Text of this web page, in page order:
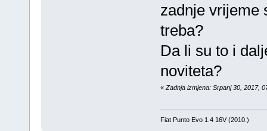
zadnje vrijeme
treba?
Da li su to i
noviteta?
« Zadnja izmjena: Srpanj 30, 2017,
Fiat Punto Evo 1.4 16V (2010.)